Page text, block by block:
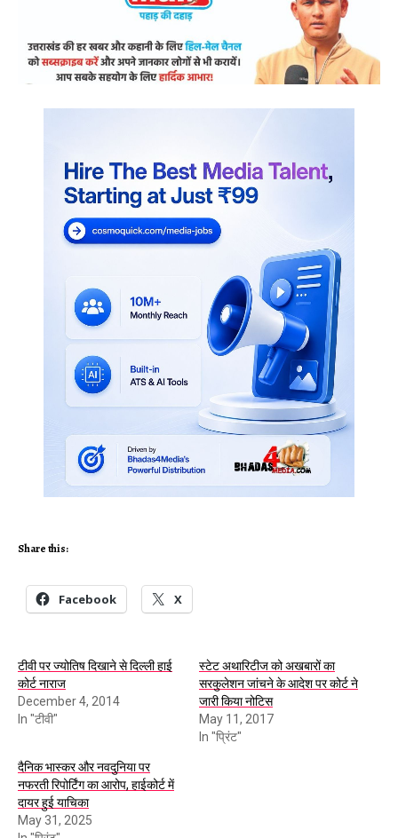
Share this:
Facebook X
टीवी पर ज्योतिष दिखाने से दिल्ली हाई
कोर्ट नाराज
December 4, 2014
In "टीवी"
स्टेट अथारिटीज को अखबारों का
सरकुलेशन जांचने के आदेश पर कोर्ट ने
जारी किया नोटिस
May 11, 2017
In "प्रिंट"
दैनिक भास्कर और नवदुनिया पर
नफरती रिपोर्टिंग का आरोप, हाईकोर्ट में
दायर हुई याचिका
May 31, 2025